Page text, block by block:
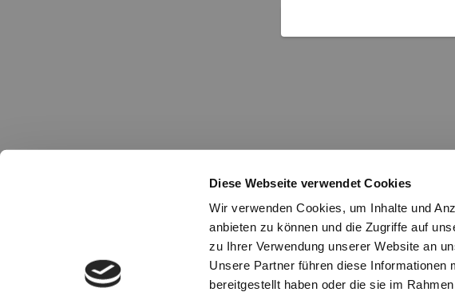
Diese Webseite verwendet Cookies
Wir verwenden Cookies, um Inhalte und
anbieten zu können und die Zugriffe auf
zu Ihrer Verwendung unserer Website an
Unsere Partner führen diese
bereitgestellt haben oder die sie im